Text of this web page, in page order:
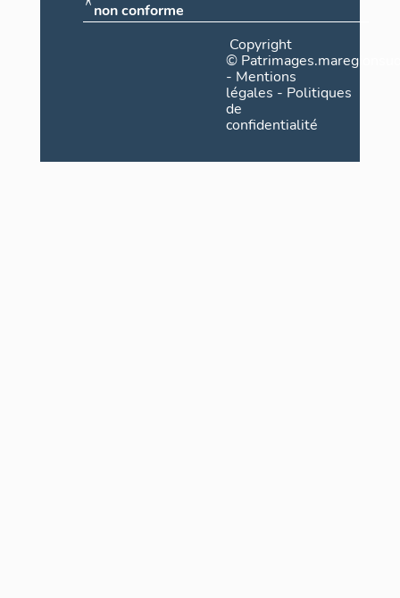
non conforme
Copyright
©
- Mentions
légales - Politiques
de
confidentialité